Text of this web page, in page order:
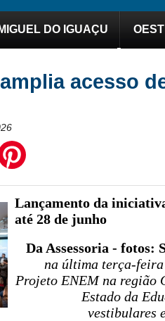
DO IGUAÇU
acesso
Lançamento da
até 28 de junho
Da Assessoria - fotos:
na última terça-feira
Projeto ENEM na região
Estado da
vestibulares